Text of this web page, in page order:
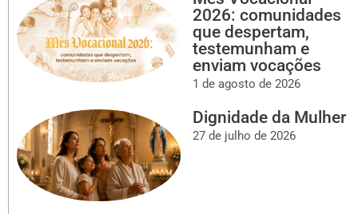
2026: comunidades
que despertam,
testemunham e
enviam vocações
1 de agosto de 2026
Dignidade da Mulher
27 de julho de 2026